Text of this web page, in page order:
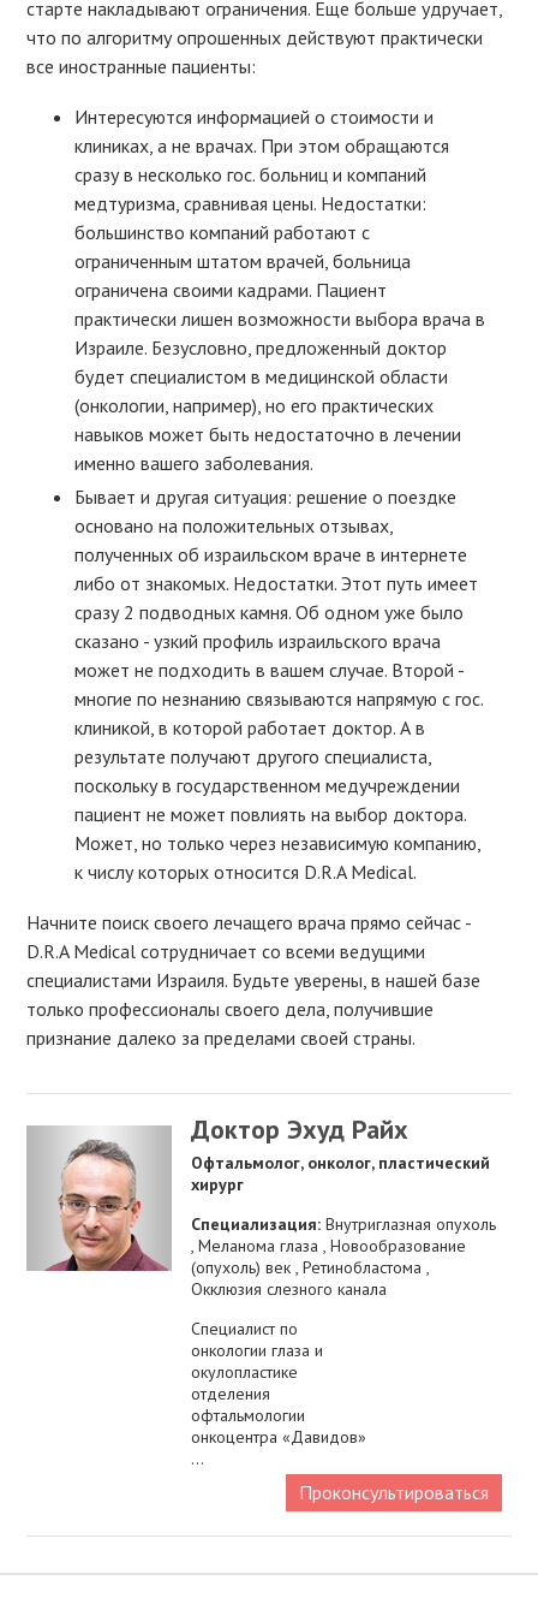
старте накладывают ограничения. Еще больше удручает,
что по алгоритму опрошенных действуют практически
все иностранные пациенты:
Интересуются информацией о стоимости и
клиниках, а не врачах. При этом обращаются
сразу в несколько гос. больниц и компаний
медтуризма, сравнивая цены. Недостатки:
большинство компаний работают с
ограниченным штатом врачей, больница
ограничена своими кадрами. Пациент
практически лишен возможности выбора врача в
Израиле. Безусловно, предложенный доктор
будет специалистом в медицинской области
(онкологии, например), но его практических
навыков может быть недостаточно в лечении
именно вашего заболевания.
Бывает и другая ситуация: решение о поездке
основано на положительных отзывах,
полученных об израильском враче в интернете
либо от знакомых. Недостатки. Этот путь имеет
сразу 2 подводных камня. Об одном уже было
сказано - узкий профиль израильского врача
может не подходить в вашем случае. Второй -
многие по незнанию связываются напрямую с гос.
клиникой, в которой работает доктор. А в
результате получают другого специалиста,
поскольку в государственном медучреждении
пациент не может повлиять на выбор доктора.
Может, но только через независимую компанию,
к числу которых относится D.R.A Medical.
Начните поиск своего лечащего врача прямо сейчас -
D.R.A Medical сотрудничает со всеми ведущими
специалистами Израиля. Будьте уверены, в нашей базе
только профессионалы своего дела, получившие
признание далеко за пределами своей страны.
Доктор Эхуд Райх
Офтальмолог, онколог, пластический
хирург
Специализация:Внутриглазная опухоль
, Меланома глаза , Новообразование
(опухоль) век , Ретинобластома ,
Окклюзия слезного канала
Специалист по
онкологии глаза и
окулопластике
отделения
офтальмологии
онкоцентра «Давидов»
...
Проконсультироваться